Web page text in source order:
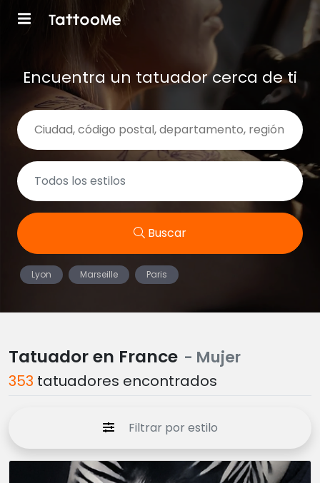
Encuentra un tatuador cerca de ti
Buscar
Lyon Marseille Paris
Tatuador en France - Mujer
353 tatuadores encontrados
Filtrar por estilo